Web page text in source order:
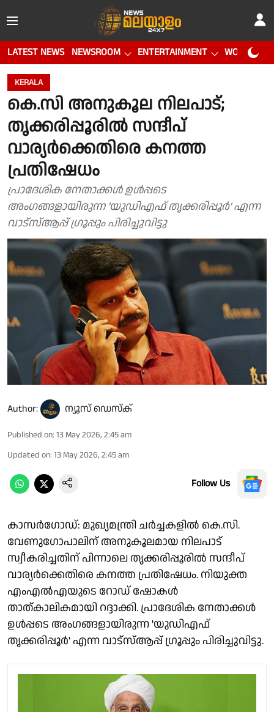
LATEST NEWS NEWSROOM ENTERTAINMENT WORLD CUP
KERALA
കെ.സി അനുകൂല നിലപാട്;
തൃക്കരിപ്പൂരിൽ സന്ദീപ്
വാര്യർക്കെതിരെ കനത്ത
പ്രതിഷേധം
പ്രാദേശിക നേതാക്കള്‍ ഉള്‍പ്പടെ
അംഗങ്ങളായിരുന്ന 'യുഡിഎഫ് തൃക്കരിപ്പൂർ' എന്ന
വാട്സ്ആപ്പ് ഗ്രൂപ്പും പിരിച്ചുവിട്ടു
Author: ന്യൂസ് ഡെസ്ക്
Published on: 13 May 2026, 2:45 am
Updated on: 13 May 2026, 2:45 am
Follow Us
കാസർഗോഡ്: മുഖ്യമന്ത്രി ചർച്ചകളില്‍ കെ.സി.
വേണുഗോപാലിന് അനുകൂലമായ നിലപാട്
സ്വീകരിച്ചതിന് പിന്നാലെ തൃക്കരിപ്പൂരിൽ സന്ദീപ്
വാര്യർക്കെതിരെ കനത്ത പ്രതിഷേധം. നിയുക്ത
എംഎല്‍എയുടെ റോഡ് ഷോകള്‍
താത്കാലികമായി റദ്ദാക്കി. പ്രാദേശിക നേതാക്കള്‍
ഉള്‍പ്പടെ അംഗങ്ങളായിരുന്ന 'യുഡിഎഫ്
തൃക്കരിപ്പൂർ' എന്ന വാട്സ്ആപ്പ് ഗ്രൂപ്പും പിരിച്ചുവിട്ടു.